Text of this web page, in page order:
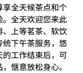
全天候茶点和个
全天欢迎您来此
上等茗茶、软饮
下午茶服务，悠
工作结束后，可
惬意放松身心。